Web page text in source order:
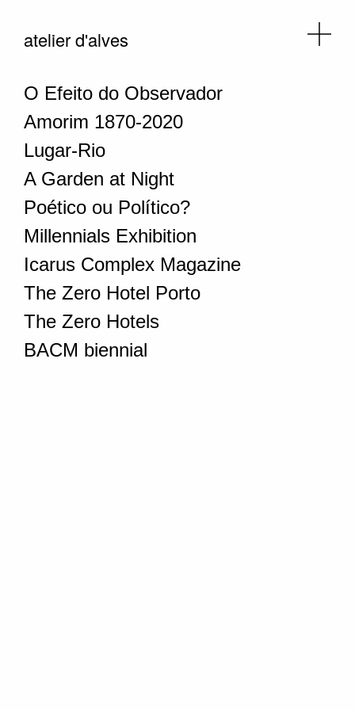
atelier d'alves
O Efeito do Observador
Amorim 1870-2020
Lugar-Rio
A Garden at Night
Poético ou Político?
Millennials Exhibition
Icarus Complex Magazine
The Zero Hotel Porto
The Zero Hotels
BACM biennial